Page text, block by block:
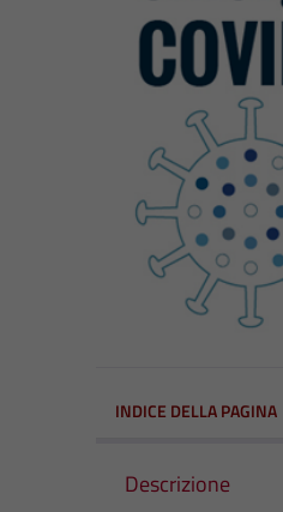
INDICE DELLA PAGINA
Descrizione